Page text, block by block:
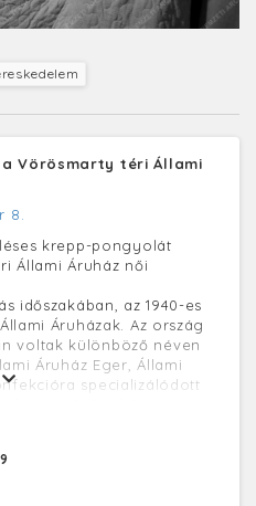
Vörösmarty téri Állami
8.
krepp-pongyolát
Állami Áruház női
időszakában, az 1940-es
Áruházak. Az ország
voltak különböző néven
Áruház Eger, Állami
specializálódott